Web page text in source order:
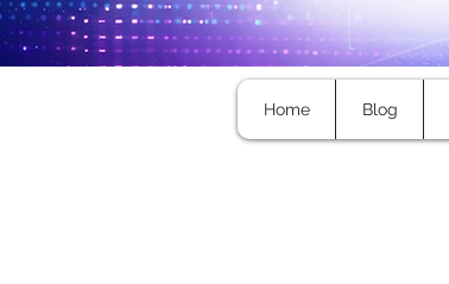
Home Blog